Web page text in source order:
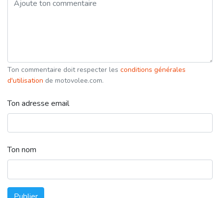
Ton commentaire doit respecter les conditions générales
d'utilisation de motovolee.com.
Ton adresse email
Ton nom